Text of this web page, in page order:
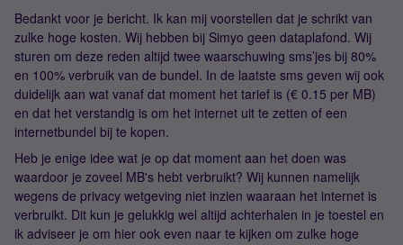
Bedankt voor je bericht. Ik kan mij voorstellen dat je schrikt van
zulke hoge kosten. Wij hebben bij Simyo geen dataplafond. Wij
sturen om deze reden altijd twee waarschuwing sms’jes bij 80%
en 100% verbruik van de bundel. In de laatste sms geven wij ook
duidelijk aan wat vanaf dat moment het tarief is (€ 0.15 per MB)
en dat het verstandig is om het internet uit te zetten of een
internetbundel bij te kopen.
Heb je enige idee wat je op dat moment aan het doen was
waardoor je zoveel MB's hebt verbruikt? Wij kunnen namelijk
wegens de privacy wetgeving niet inzien waaraan het internet is
verbruikt. Dit kun je gelukkig wel altijd achterhalen in je toestel en
ik adviseer je om hier ook even naar te kijken om zulke hoge